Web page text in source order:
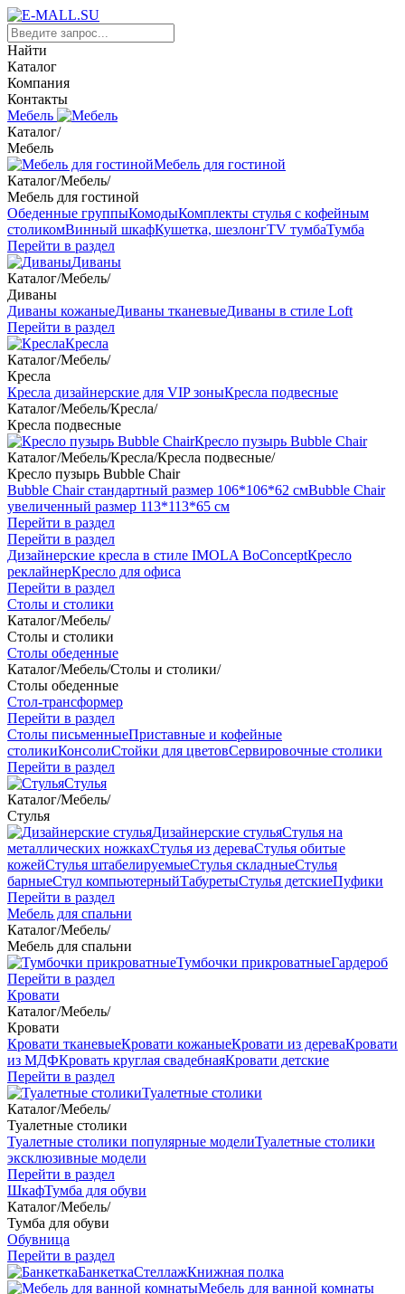
Найти
Каталог
Компания
Контакты
Мебель
Каталог/
Мебель
Мебель для гостиной
Каталог/Мебель/
Мебель для гостиной
Обеденные группыКомодыКомплекты стулья с кофейным
столикомВинный шкафКушетка, шезлонгTV тумбаТумба
Перейти в раздел
Диваны
Каталог/Мебель/
Диваны
Диваны кожаныеДиваны тканевыеДиваны в стиле Loft
Перейти в раздел
Кресла
Каталог/Мебель/
Кресла
Кресла дизайнерские для VIP зоныКресла подвесные
Каталог/Мебель/Кресла/
Кресла подвесные
Кресло пузырь Bubble Chair
Каталог/Мебель/Кресла/Кресла подвесные/
Кресло пузырь Bubble Chair
Bubble Chair стандартный размер 106*106*62 смBubble Chair
увеличенный размер 113*113*65 см
Перейти в раздел
Перейти в раздел
Дизайнерские кресла в стиле IMOLA BoConceptКресло
реклайнерКресло для офиса
Перейти в раздел
Столы и столики
Каталог/Мебель/
Столы и столики
Столы обеденные
Каталог/Мебель/Столы и столики/
Столы обеденные
Стол-трансформер
Перейти в раздел
Столы письменныеПриставные и кофейные
столикиКонсолиСтойки для цветовСервировочные столики
Перейти в раздел
Стулья
Каталог/Мебель/
Стулья
Дизайнерские стульяСтулья на
металлических ножкахСтулья из дереваСтулья обитые
кожейСтулья штабелируемыеСтулья складныеСтулья
барныеСтул компьютерныйТабуретыСтулья детскиеПуфики
Перейти в раздел
Мебель для спальни
Каталог/Мебель/
Мебель для спальни
Тумбочки прикроватныеГардероб
Перейти в раздел
Кровати
Каталог/Мебель/
Кровати
Кровати тканевыеКровати кожаныеКровати из дереваКровати
из МДФКровать круглая свадебнаяКровати детские
Перейти в раздел
Туалетные столики
Каталог/Мебель/
Туалетные столики
Туалетные столики популярные моделиТуалетные столики
эксклюзивные модели
Перейти в раздел
ШкафТумба для обуви
Каталог/Мебель/
Тумба для обуви
Обувница
Перейти в раздел
БанкеткаСтеллажКнижная полка
Мебель для ванной комнаты